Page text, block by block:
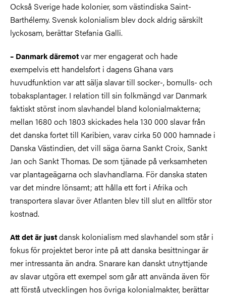
Också Sverige hade kolonier, som västindiska Saint-
Barthélemy. Svensk kolonialism blev dock aldrig särskilt
lyckosam, berättar Stefania Galli.
– Danmark däremotvar mer engagerat och hade
exempelvis ett handelsfort i dagens Ghana vars
huvudfunktion var att sälja slavar till socker-, bomulls- och
tobaksplantager. I relation till sin folkmängd var Danmark
faktiskt störst inom slavhandel bland kolonialmakterna;
mellan 1680 och 1803 skickades hela 130 000 slavar från
det danska fortet till Karibien, varav cirka 50 000 hamnade i
Danska Västindien, det vill säga öarna Sankt Croix, Sankt
Jan och Sankt Thomas. De som tjänade på verksamheten
var plantageägarna och slavhandlarna. För danska staten
var det mindre lönsamt; att hålla ett fort i Afrika och
transportera slavar över Atlanten blev till slut en alltför stor
kostnad.
Att det är justdansk kolonialism med slavhandel som står i
fokus för projektet beror inte på att danska besittningar är
mer intressanta än andra. Snarare kan danskt utnyttjande
av slavar utgöra ett exempel som går att använda även för
att förstå utvecklingen hos övriga kolonialmakter, berättar